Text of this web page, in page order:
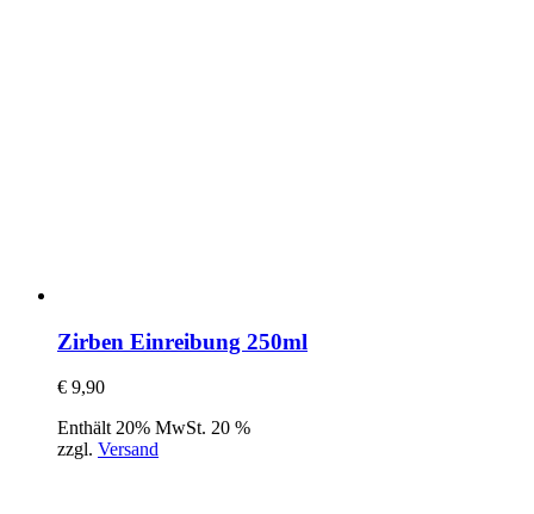
Zirben Einreibung 250ml
€ 9,90
Enthält 20% MwSt. 20 %
zzgl. Versand